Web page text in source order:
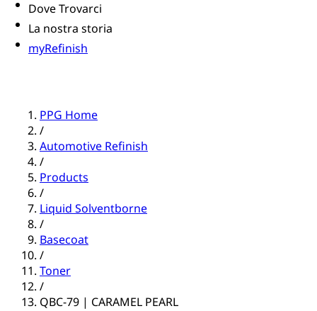
Dove Trovarci
La nostra storia
myRefinish
PPG Home
/
Automotive Refinish
/
Products
/
Liquid Solventborne
/
Basecoat
/
Toner
/
QBC-79 | CARAMEL PEARL